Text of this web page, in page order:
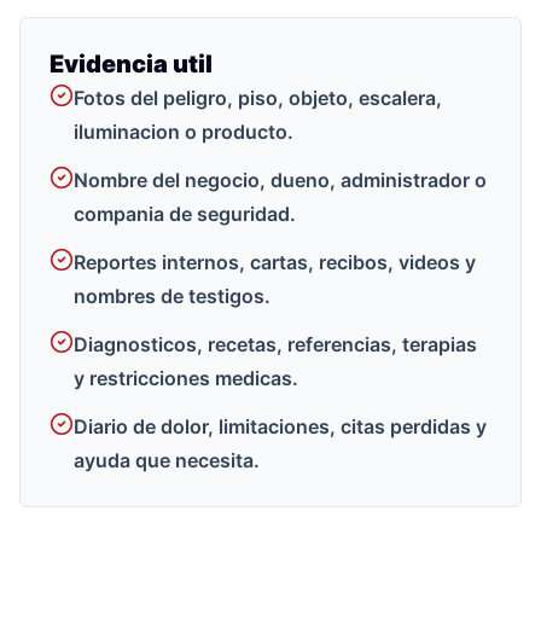
Evidencia util
Fotos del peligro, piso, objeto, escalera,
iluminacion o producto.
Nombre del negocio, dueno, administrador o
compania de seguridad.
Reportes internos, cartas, recibos, videos y
nombres de testigos.
Diagnosticos, recetas, referencias, terapias
y restricciones medicas.
Diario de dolor, limitaciones, citas perdidas y
ayuda que necesita.